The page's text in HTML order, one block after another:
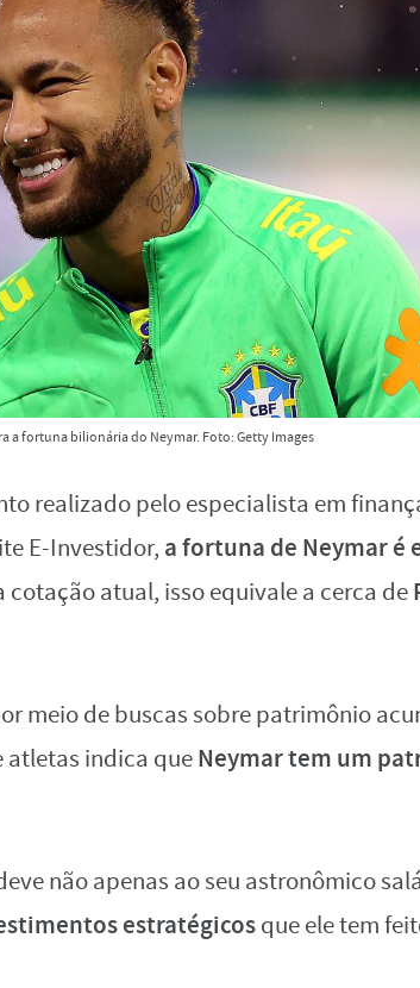
a fortuna bilionária do Neymar. Foto: Getty Images
realizado pelo especialista em
E-Investidor, a fortuna de Neymar é
cotação atual, isso equivale a cerca de
meio de buscas sobre patrimônio
atletas indica queNeymar tem um
não apenas ao seu astronômico
estratégicosque ele tem